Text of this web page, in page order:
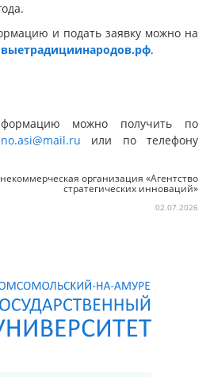
и подать заявку можно на
.
можно получить по
или по телефону
организация «Агентство
стратегических инноваций»
02.07.2026